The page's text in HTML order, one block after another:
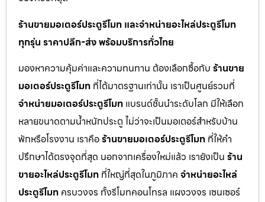
ร้านขายมอเตอร์ประตูรีโมท และจำหน่ายอะไหล่ประตูรีโมท
ทุกรุ่น ราคาปลีก-ส่ง พร้อมบริการทั่วไทย
มองหาความคุ้มค่าและความทนทาน ต้องเลือกซื้อกับ ร้านขาย
มอเตอร์ประตูรีโมท ที่ได้มาตรฐานเท่านั้น เราเป็นศูนย์รวมที่
จำหน่ายมอเตอร์ประตูรีโมท แบรนด์ชั้นนำระดับโลก มีให้เลือก
หลายขนาดตามน้ำหนักประตู ไม่ว่าจะเป็นมอเตอร์สำหรับบ้าน
พักหรือโรงงาน เราคือร้านขายมอเตอร์ประตูรีโมท ที่ให้คำ
ปรึกษาได้ตรงจุดที่สุด นอกจากเครื่องใหม่แล้ว เรายังเป็น ร้าน
ขายอะไหล่ประตูรีโมท ที่ใหญ่ที่สุดในภูมิภาค จำหน่ายอะไหล่
ประตูรีโมท ครบวงจร ทั้งรีโมทคอนโทรล แผงวงจร เซนเซอร์